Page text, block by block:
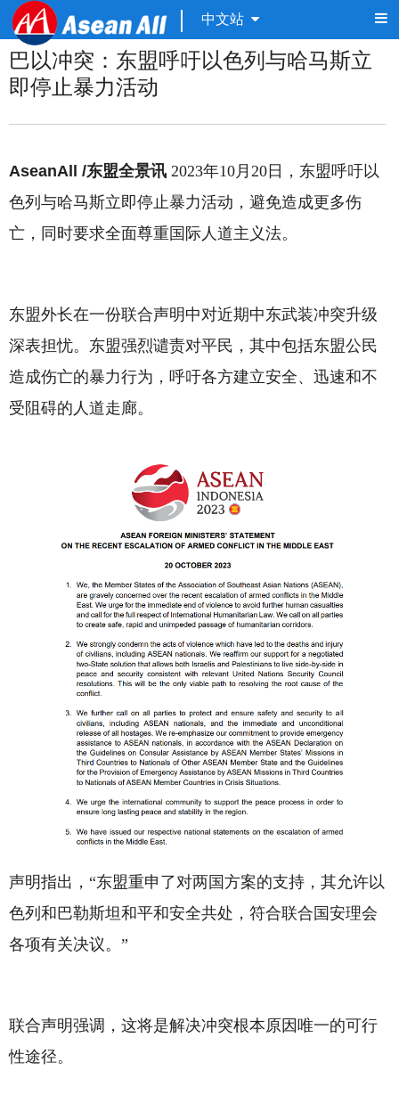
中文站
巴以冲突：东盟呼吁以色列与哈马斯立
即停止暴力活动
AseanAll /东盟全景讯 2023年10月20日，东盟呼吁以
色列与哈马斯立即停止暴力活动，避免造成更多伤
亡，同时要求全面尊重国际人道主义法。
东盟外长在一份联合声明中对近期中东武装冲突升级
深表担忧。东盟强烈谴责对平民，其中包括东盟公民
造成伤亡的暴力行为，呼吁各方建立安全、迅速和不
受阻碍的人道走廊。
声明指出，“东盟重申了对两国方案的支持，其允许以
色列和巴勒斯坦和平和安全共处，符合联合国安理会
各项有关决议。”
联合声明强调，这将是解决冲突根本原因唯一的可行
性途径。